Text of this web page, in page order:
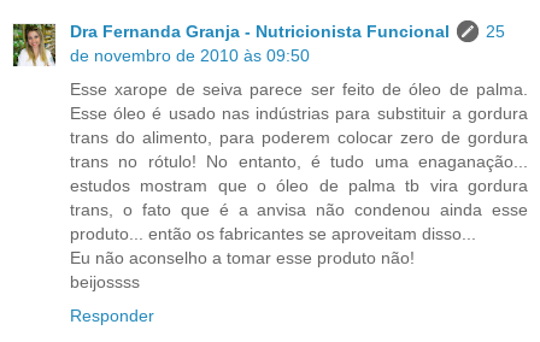
Dra Fernanda Granja - Nutricionista Funcional
25
de novembro de 2010 às 09:50
Esse xarope de seiva parece ser feito de óleo de palma.
Esse óleo é usado nas indústrias para substituir a gordura
trans do alimento, para poderem colocar zero de gordura
trans no rótulo! No entanto, é tudo uma enaganação...
estudos mostram que o óleo de palma tb vira gordura
trans, o fato que é a anvisa não condenou ainda esse
produto... então os fabricantes se aproveitam disso...
Eu não aconselho a tomar esse produto não!
beijossss
Responder